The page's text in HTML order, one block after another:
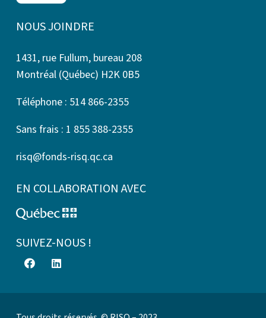
NOUS JOINDRE
1431, rue Fullum, bureau 208
Montréal (Québec) H2K 0B5
Téléphone : 514 866-2355
Sans frais : 1 855 388-2355
risq@fonds-risq.qc.ca
EN COLLABORATION AVEC
SUIVEZ-NOUS !